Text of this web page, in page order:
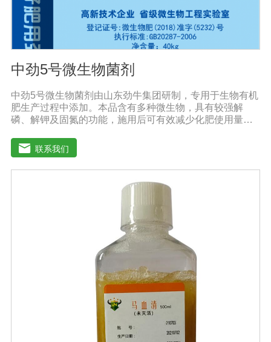
中劲5号微生物菌剂
中劲5号微生物菌剂由山东劲牛集团研制，专用于生物有机
肥生产过程中添加。本品含有多种微生物，具有较强解
磷、解钾及固氮的功能，施用后可有效减少化肥使用量；
维生素，能不同程度地刺激根系生长，促进营养和水分吸
收；并且能产生铁载体、抗生素、系统防卫酶等多种物
质，可以抑制细菌、真菌性病害、诱导系统抗性，具有显
著的防病、抗重茬的效果。【产品功能】1.抑制植物病原
真菌的生长，提高植物对枯萎病、黄萎病、根腐病等土传
病害的抗病力；2.分泌促进生长的代谢产物，促进根系生
长；3.产生分解不溶性磷酸盐、硅酸盐和含钾矿物的代谢
产物，促进植物对磷、钾、硅等营养元素的利用；【适用
范围】适宜添加本品的有机肥原料包括：畜禽粪便、城市
有机废弃物、糠壳、饼粕、作物秸杆、产品加工废弃料
（蔗糖泥、果渣、茶渣、蘑菇渣、酒糟）【注意事项】 1.
本品内含大量有益活菌，不可与杀菌剂混合使用，用过农
药 的喷雾器一定要认真清洗后在喷菌剂。 2.本品如与化肥
混用，要现混现用。【贮 存】于阴凉干燥处保存，避免
阳光直射和雨淋【保 质 期】24个月
联系我们